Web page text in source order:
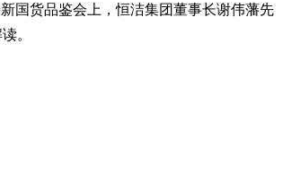
国货品鉴会上，恒洁集团董事长谢伟藩先
。